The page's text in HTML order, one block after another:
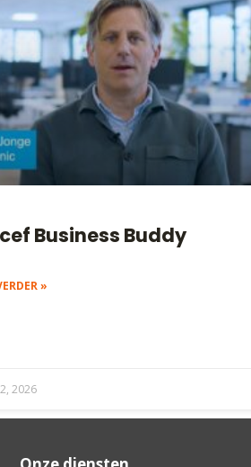
Business Buddy
»
2026